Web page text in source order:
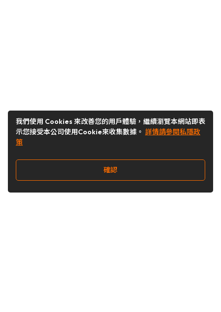
我們使用 Cookies 來改善您的用戶體驗，繼續瀏覽本網站即表
示您接受本公司使用Cookie來收集數據。 詳情請參閱私隱政
策
確認